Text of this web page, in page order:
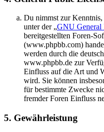
Du nimmst zur Kenntnis,
unter der „GNU General
bereitgestellten Foren-
(www.phpbb.com)
werden durch die
www.phpbb.de zur
Einfluss auf die Art und
wird. Sie können
für bestimmte Zwecke
fremder Foren Einfluss
5. Gewährleistung